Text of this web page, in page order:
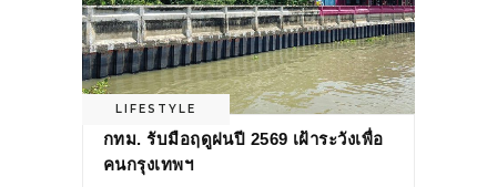
LIFESTYLE
กทม. รับมือฤดูฝนปี 2569 เฝ้าระวังเพื่อ
คนกรุงเทพฯ